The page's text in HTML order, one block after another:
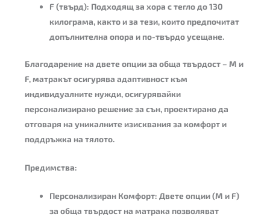
F (твърд): Подходящ за хора с тегло до 130
килограма, както и за тези, които предпочитат
допълнителна опора и по-твърдо усещане.
Благодарение на двете опции заобща твърдост– M и
F,матракът осигурява адаптивност към
индивидуалните нужди, осигурявайки
персонализирано решение за сън, проектирано да
отговаря на уникалните изисквания за комфорт и
поддръжка на тялото.
Предимства:
Персонализиран Комфорт: Двете опции (M и F)
заобща твърдост на матрака позволяват